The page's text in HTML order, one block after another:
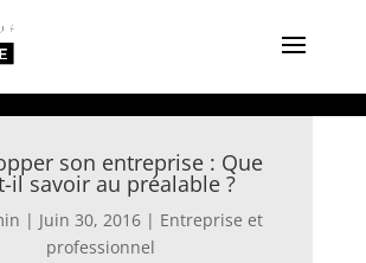
son entreprise : Que
il savoir au préalable ?
| Juin 30, 2016 | Entreprise et
professionnel